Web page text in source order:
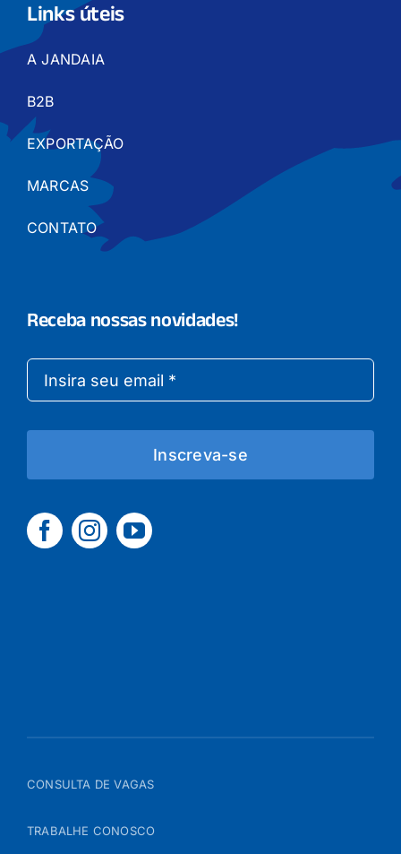
Links úteis
A JANDAIA
B2B
EXPORTAÇÃO
MARCAS
CONTATO
Receba nossas novidades!
Inscreva-se
CONSULTA DE VAGAS
TRABALHE CONOSCO